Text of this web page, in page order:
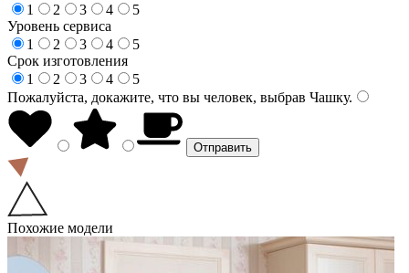
1
2 3 4
5
Уровень сервиса
1
2 3 4
5
Срок изготовления
1
2 3 4
5
Пожалуйста, докажите, что вы человек, выбрав Чашку.
Похожие модели